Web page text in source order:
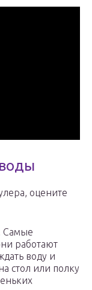
оцените
Самые
работают
воду и
стол или полку